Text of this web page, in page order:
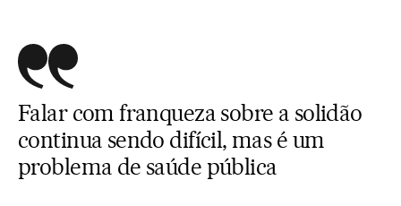
Falar com franqueza sobre a solidão
continua sendo difícil, mas é um
problema de saúde pública